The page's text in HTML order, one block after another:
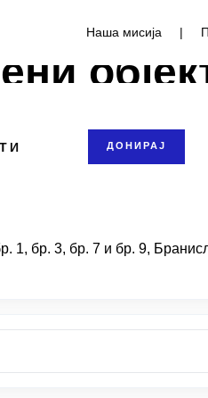
Наша мисија |
ДОНИРАЈ
1, бр. 3, бр. 7 и бр. 9,